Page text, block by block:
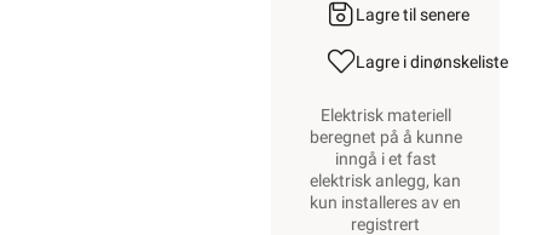
Lagre til senere
Lagre i dinønskeliste
Elektrisk materiell
beregnet på å kunne
inngå i et fast
elektrisk anlegg, kan
kun installeres av en
registrert